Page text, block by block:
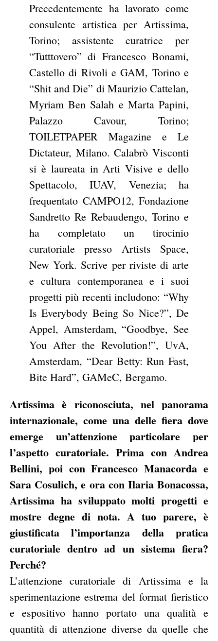
Precedentemente ha lavorato come
consulente artistica per Artissima,
Torino; assistente curatrice per
“Tutttovero” di Francesco Bonami,
Castello di Rivoli e GAM, Torino e
“Shit and Die” di Maurizio Cattelan,
Myriam Ben Salah e Marta Papini,
Palazzo Cavour, Torino;
TOILETPAPER Magazine e Le
Dictateur, Milano. Calabrò Visconti
si è laureata in Arti Visive e dello
Spettacolo, IUAV, Venezia; ha
frequentato CAMPO12, Fondazione
Sandretto Re Rebaudengo, Torino e
ha completato un tirocinio
curatoriale presso Artists Space,
New York. Scrive per riviste di arte
e cultura contemporanea e i suoi
progetti più recenti includono: “Why
Is Everybody Being So Nice?”, De
Appel, Amsterdam, “Goodbye, See
You After the Revolution!”, UvA,
Amsterdam, “Dear Betty: Run Fast,
Bite Hard”, GAMeC, Bergamo.
Artissima è riconosciuta, nel panorama
internazionale, come una delle fiera dove
emerge un’attenzione particolare per
l’aspetto curatoriale. Prima con Andrea
Bellini, poi con Francesco Manacorda e
Sara Cosulich, e ora con Ilaria Bonacossa,
Artissima ha sviluppato molti progetti e
mostre degne di nota. A tuo parere, è
giustificata l’importanza della pratica
curatoriale dentro ad un sistema fiera?
Perché?
L’attenzione curatoriale di Artissima e la
sperimentazione estrema del format fieristico
e espositivo hanno portato una qualità e
quantità di attenzione diverse da quelle che